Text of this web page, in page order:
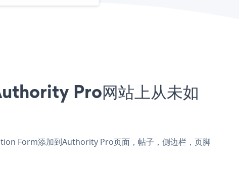
Pro网站上从未如
Form添加到Authority Pro页面，帖子，侧边栏，页脚